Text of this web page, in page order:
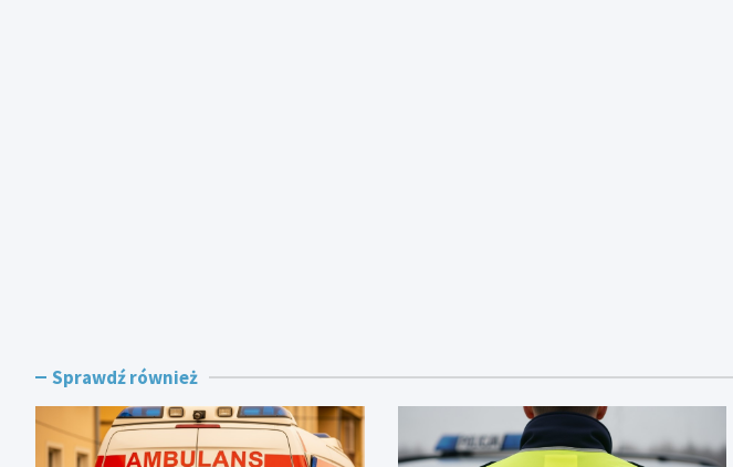
Sprawdź również